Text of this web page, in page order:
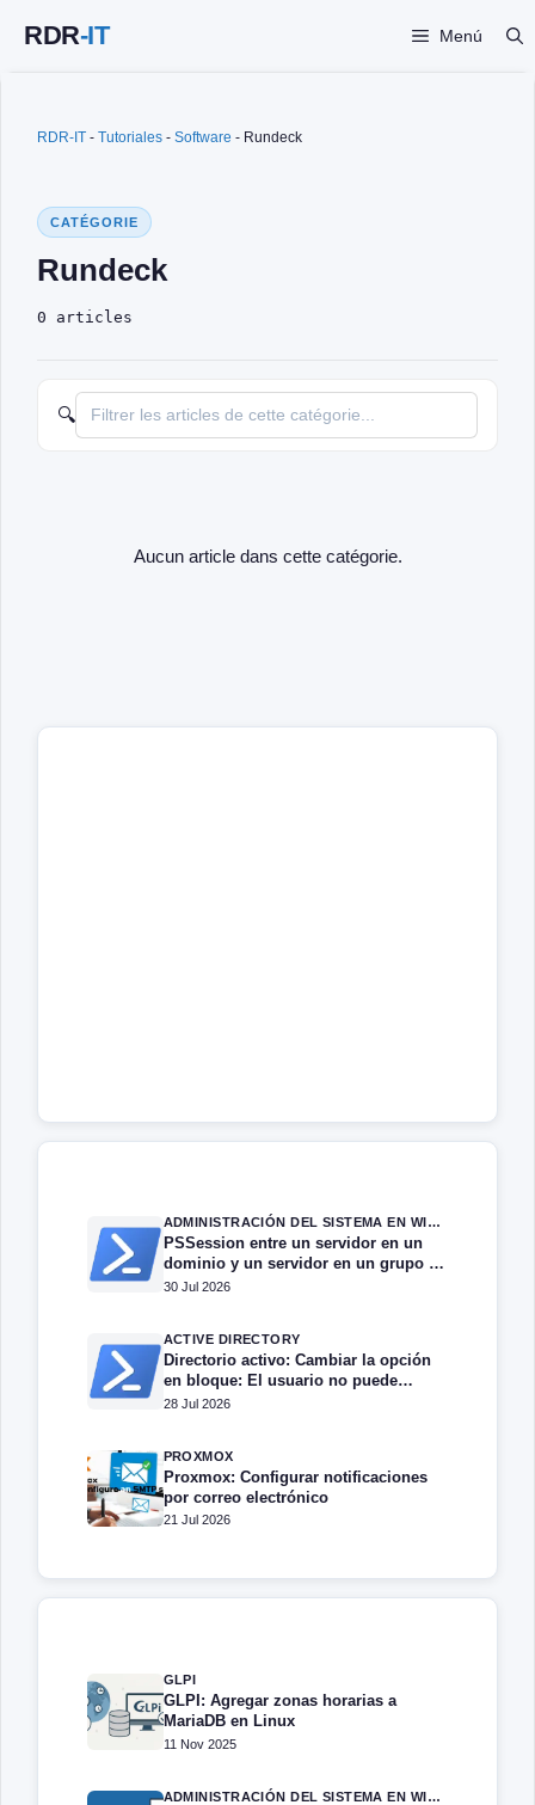
Menú
RDR-IT - Tutoriales - Software - Rundeck
CATÉGORIE
Rundeck
0 articles
🔍
Aucun article dans cette catégorie.
ADMINISTRACIÓN DEL SISTEMA EN WINDOWS SERVER
PSSession entre un servidor en un
dominio y un servidor en un grupo de
trabajo.
30 Jul 2026
ACTIVE DIRECTORY
Directorio activo: Cambiar la opción
en bloque: El usuario no puede
cambiar la contraseña
28 Jul 2026
PROXMOX
Proxmox: Configurar notificaciones
por correo electrónico
21 Jul 2026
GLPI
GLPI: Agregar zonas horarias a
MariaDB en Linux
11 Nov 2025
ADMINISTRACIÓN DEL SISTEMA EN WINDOWS SERVER